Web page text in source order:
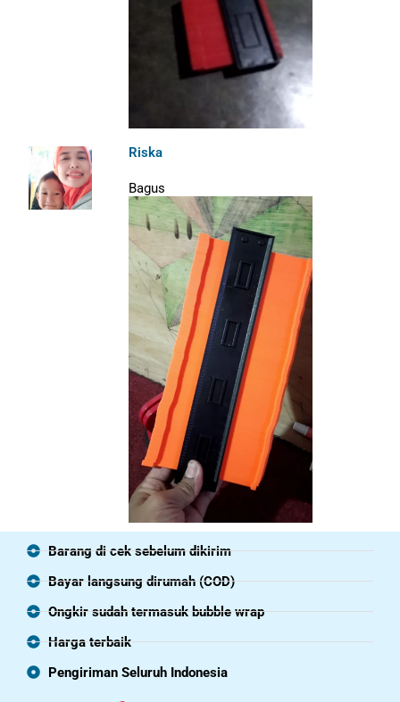
Riska
Bagus
Barang di cek sebelum dikirim
Bayar langsung dirumah (COD)
Ongkir sudah termasuk bubble wrap
Harga terbaik
Pengiriman Seluruh Indonesia